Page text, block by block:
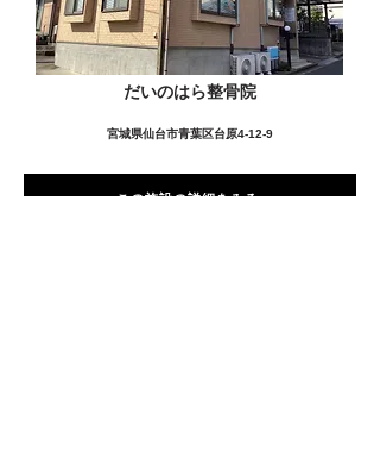
だいのはら整骨院
宮城県仙台市青葉区台原4-12-9
この施設の詳細をみる